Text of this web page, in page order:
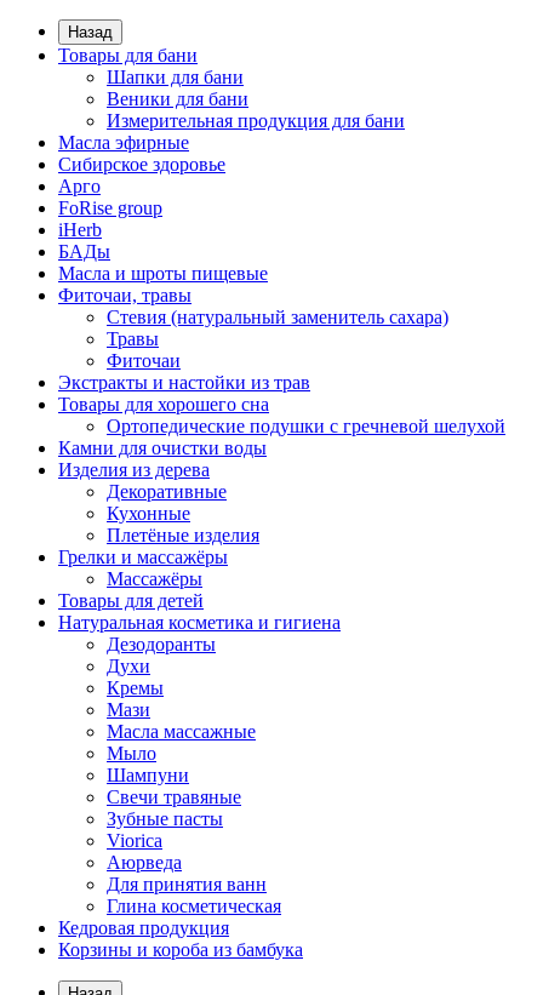
Назад
Товары для бани
Шапки для бани
Веники для бани
Измерительная продукция для бани
Масла эфирные
Сибирское здоровье
Арго
FoRise group
iHerb
БАДы
Масла и шроты пищевые
Фиточаи, травы
Стевия (натуральный заменитель сахара)
Травы
Фиточаи
Экстракты и настойки из трав
Товары для хорошего сна
Ортопедические подушки с гречневой шелухой
Камни для очистки воды
Изделия из дерева
Декоративные
Кухонные
Плетёные изделия
Грелки и массажёры
Массажёры
Товары для детей
Натуральная косметика и гигиена
Дезодоранты
Духи
Кремы
Мази
Масла массажные
Мыло
Шампуни
Свечи травяные
Зубные пасты
Viorica
Аюрведа
Для принятия ванн
Глина косметическая
Кедровая продукция
Корзины и короба из бамбука